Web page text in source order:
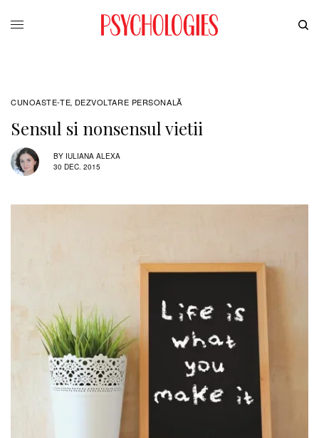
CUNOASTE-TE, DEZVOLTARE PERSONALĂ
Sensul si nonsensul vietii
BY IULIANA ALEXA
30 DEC. 2015